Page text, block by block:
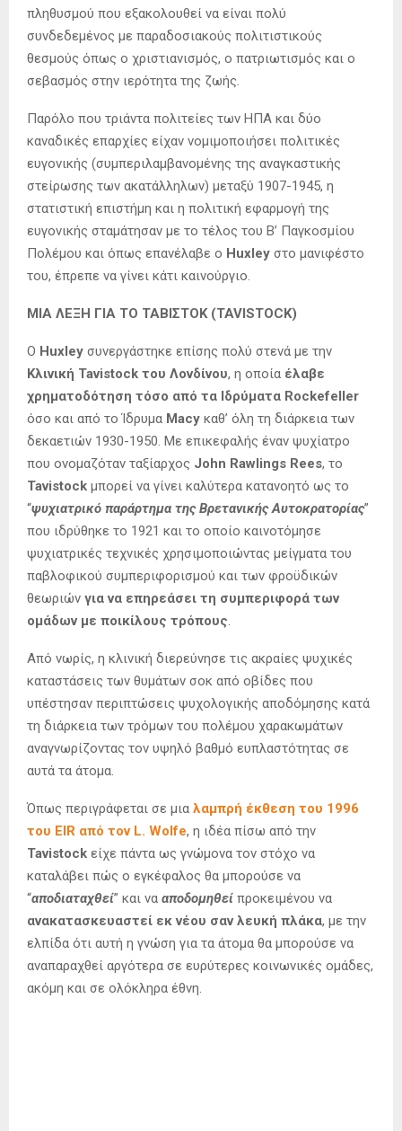
πληθυσμού που εξακολουθεί να είναι πολύ
συνδεδεμένος με παραδοσιακούς πολιτιστικούς
θεσμούς όπως ο χριστιανισμός, ο πατριωτισμός και ο
σεβασμός στην ιερότητα της ζωής.
Παρόλο που τριάντα πολιτείες των ΗΠΑ και δύο
καναδικές επαρχίες είχαν νομιμοποιήσει πολιτικές
ευγονικής (συμπεριλαμβανομένης της αναγκαστικής
στείρωσης των ακατάλληλων) μεταξύ 1907-1945, η
στατιστική επιστήμη και η πολιτική εφαρμογή της
ευγονικής σταμάτησαν με το τέλος του Β’ Παγκοσμίου
Πολέμου και όπως επανέλαβε ο Huxley στο μανιφέστο
του, έπρεπε να γίνει κάτι καινούργιο.
ΜΙΑ ΛΕΞΗ ΓΙΑ ΤΟ ΤΑΒΙΣΤΟΚ (TAVISTOCK)
Ο Huxley συνεργάστηκε επίσης πολύ στενά με την
Κλινική Tavistock του Λονδίνου, η οποία έλαβε
χρηματοδότηση τόσο από τα Ιδρύματα Rockefeller
όσο και από το Ίδρυμα Macy καθ’ όλη τη διάρκεια των
δεκαετιών 1930-1950. Με επικεφαλής έναν ψυχίατρο
που ονομαζόταν ταξίαρχος John Rawlings Rees, το
Tavistock μπορεί να γίνει καλύτερα κατανοητό ως το
“ψυχιατρικό παράρτημα της Βρετανικής Αυτοκρατορίας”
που ιδρύθηκε το 1921 και το οποίο καινοτόμησε
ψυχιατρικές τεχνικές χρησιμοποιώντας μείγματα του
παβλοφικού συμπεριφορισμού και των φροϋδικών
θεωριών για να επηρεάσει τη συμπεριφορά των
ομάδων με ποικίλους τρόπους
Από νωρίς, η κλινική διερεύνησε τις ακραίες ψυχικές
καταστάσεις των θυμάτων σοκ από οβίδες που
υπέστησαν περιπτώσεις ψυχολογικής αποδόμησης κατά
τη διάρκεια των τρόμων του πολέμου χαρακωμάτων
αναγνωρίζοντας τον υψηλό βαθμό ευπλαστότητας σε
αυτά τα άτομα.
Όπως περιγράφεται σε μια λαμπρή έκθεση του 1996
του EIR από τον L. Wolfe, η ιδέα πίσω από την
Tavistock είχε πάντα ως γνώμονα τον στόχο να
καταλάβει πώς ο εγκέφαλος θα μπορούσε να
“αποδιαταχθεί” και να αποδομηθεί προκειμένου να
ανακατασκευαστεί εκ νέου σαν λευκή πλάκα, με την
ελπίδα ότι αυτή η γνώση για τα άτομα θα μπορούσε να
αναπαραχθεί αργότερα σε ευρύτερες κοινωνικές ομάδες,
ακόμη και σε ολόκληρα έθνη.